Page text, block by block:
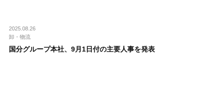
2025.08.26
卸・物流
国分グループ本社、9月1日付の主要人事を発表